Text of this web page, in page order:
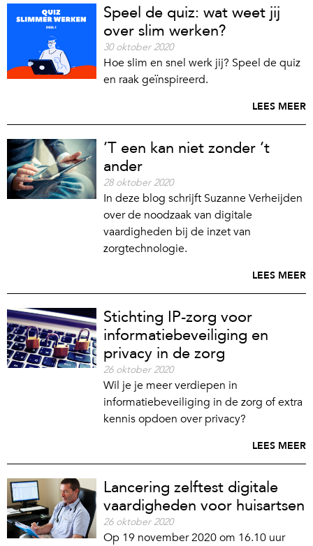
Speel de quiz: wat weet jij
over slim werken?
30 oktober 2020
Hoe slim en snel werk jij? Speel de quiz
en raak geïnspireerd.
LEES MEER
’T een kan niet zonder ’t
ander
28 oktober 2020
In deze blog schrijft Suzanne Verheijden
over de noodzaak van digitale
vaardigheden bij de inzet van
zorgtechnologie.
LEES MEER
Stichting IP-zorg voor
informatiebeveiliging en
privacy in de zorg
26 oktober 2020
Wil je je meer verdiepen in
informatiebeveiliging in de zorg of extra
kennis opdoen over privacy?
LEES MEER
Lancering zelftest digitale
vaardigheden voor huisartsen
26 oktober 2020
Op 19 november 2020 om 16.10 uur